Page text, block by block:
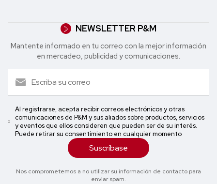
NEWSLETTER P&M
Mantente informado en tu correo con la mejor in formación
en mercadeo, publicidad y comunicaciones.
Al registrarse, acepta recibir correos electrónicos y otras
comunicaciones de P&M y sus aliados sobre productos, servicios
y eventos que ellos consideren que pueden ser de su interés.
Puede retirar su consentimiento en cualquier momento
Suscríbase
Nos comprometemos a no utilizar su información de contacto para
enviar spam.